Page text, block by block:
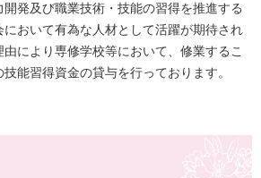
発及び職業技術・技能の習得を推進する
において有為な人材として活躍が期待され
により専修学校等において、修業するこ
能習得資金の貸与を行っております。